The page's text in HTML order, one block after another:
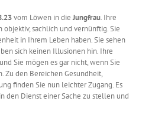
vom Löwen in die Jungfrau. Ihre
sachlich und vernünftig. Sie
in Ihrem Leben haben. Sie sehen
sich keinen Illusionen hin. Ihre
Sie mögen es gar nicht, wenn Sie
Zu den Bereichen Gesundheit,
finden Sie nun leichter Zugang. Es
den Dienst einer Sache zu stellen und